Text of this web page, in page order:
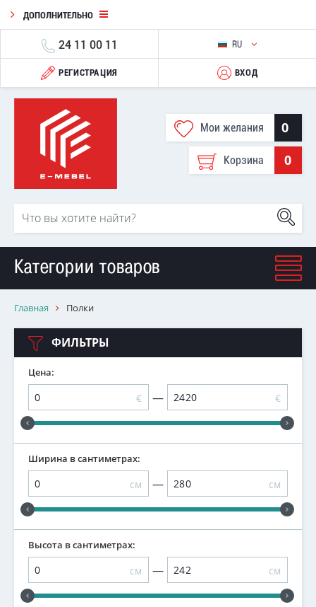
ДОПОЛНИТЕЛЬНО
24 11 00 11 RU
РЕГИСТРАЦИЯ ВХОД
Мои желания 0
Корзина 0
Категории товаров
Главная Полки
ФИЛЬТРЫ
Цена:
€ — €
Ширина в сантиметрах:
см — см
Высота в сантиметрах:
см — см